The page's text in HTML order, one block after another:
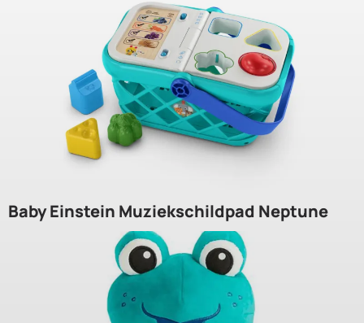
Baby Einstein Muziekschildpad Neptune